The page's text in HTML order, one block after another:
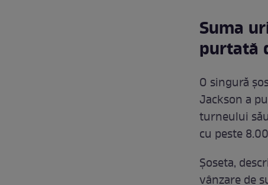
Suma
purtată
O singură
Jackson a
turneului
cu peste
Șoseta,
vânzare de